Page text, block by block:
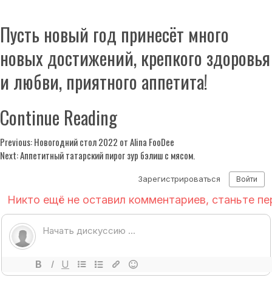
Пусть новый год принесёт много
новых достижений, крепкого здоровья
и любви, приятного аппетита!
Continue Reading
Previous:Новогодний стол 2022 от Alina FooDee
Next:Аппетитный татарский пирог зур бэлиш с мясом.